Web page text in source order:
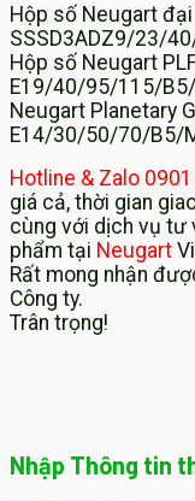
Hộp số Neugart đại
SSSD3ADZ9/23/
Hộp số Neugart
E19/40/95/115/
Neugart Planetary
E14/30/50/70/B5/
Hotline & Zalo
giá cả, thời gian
cùng với dịch vụ tư
phẩm tại Neugart
Rất mong nhận
Công ty.
Trân trọng!
Nhập Thông tin